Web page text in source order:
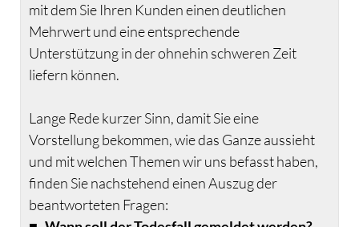
mit dem Sie Ihren Kunden einen deutlichen
Mehrwert und eine entsprechende
Unterstützung in der ohnehin schweren Zeit
liefern können.
Lange Rede kurzer Sinn, damit Sie eine
Vorstellung bekommen, wie das Ganze aussieht
und mit welchen Themen wir uns befasst haben,
finden Sie nachstehend einen Auszug der
beantworteten Fragen: